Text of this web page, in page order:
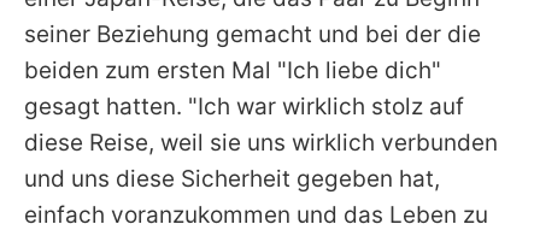
seiner Beziehung gemacht und bei der die
beiden zum ersten Mal "Ich liebe dich"
gesagt hatten. "Ich war wirklich stolz auf
diese Reise, weil sie uns wirklich verbunden
und uns diese Sicherheit gegeben hat,
einfach voranzukommen und das Leben zu